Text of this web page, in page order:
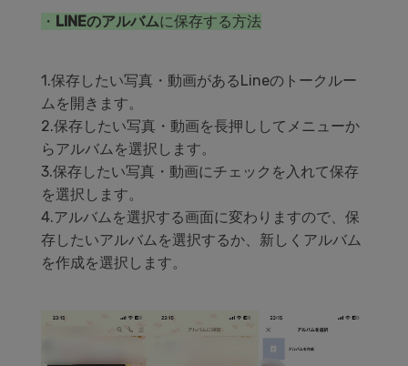
・ LINEのアルバムに保存する方法
1.保存したい写真・動画があるLineのトークルー
ムを開きます。
2.保存したい写真・動画を長押ししてメニューか
らアルバムを選択します。
3.保存したい写真・動画にチェックを入れて保存
を選択します。
4.アルバムを選択する画面に変わりますので、保
存したいアルバムを選択するか、新しくアルバム
を作成を選択します。